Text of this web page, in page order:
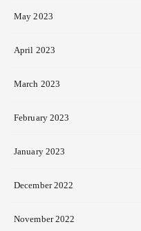
May 2023
April 2023
March 2023
February 2023
January 2023
December 2022
November 2022